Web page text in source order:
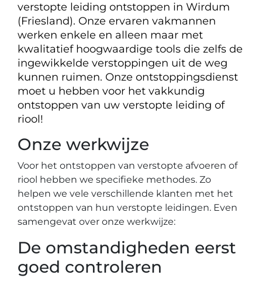
verstopte leiding ontstoppen in Wirdum
(Friesland). Onze ervaren vakmannen
werken enkele en alleen maar met
kwalitatief hoogwaardige tools die zelfs de
ingewikkelde verstoppingen uit de weg
kunnen ruimen. Onze ontstoppingsdienst
moet u hebben voor het vakkundig
ontstoppen van uw verstopte leiding of
riool!
Onze werkwijze
Voor het ontstoppen van verstopte afvoeren of
riool hebben we specifieke methodes. Zo
helpen we vele verschillende klanten met het
ontstoppen van hun verstopte leidingen. Even
samengevat over onze werkwijze:
De omstandigheden eerst
goed controleren